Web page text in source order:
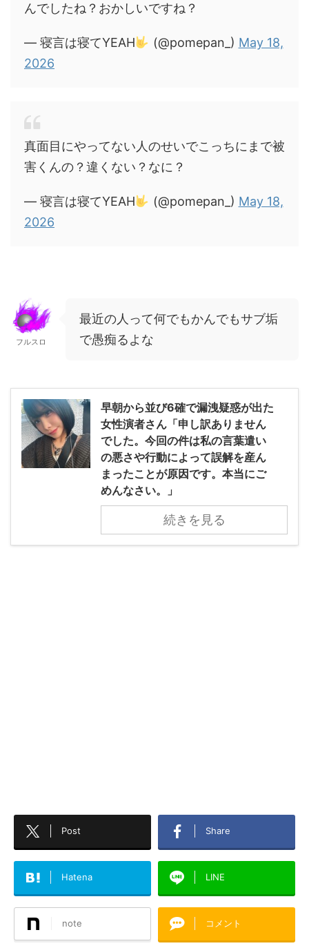
んでしたね？おかしいですね？
— 寝言は寝てYEAH (@pomepan_) May 18,
2026
真面目にやってない人のせいでこっちにまで被
害くんの？違くない？なに？
— 寝言は寝てYEAH (@pomepan_) May 18,
2026
フルスロ
最近の人って何でもかんでもサブ垢
で愚痴るよな
早朝から並び6確で漏洩疑惑が出た
女性演者さん「申し訳ありません
でした。今回の件は私の言葉遣い
の悪さや行動によって誤解を産ん
まったことが原因です。本当にご
めんなさい。」
続きを見る
Post Share
Hatena LINE
note コメント